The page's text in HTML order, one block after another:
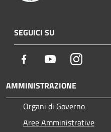
SEGUICI SU
Facebook YoutubeInstagram
AMMINISTRAZIONE
Organi di Governo
Aree Amministrative